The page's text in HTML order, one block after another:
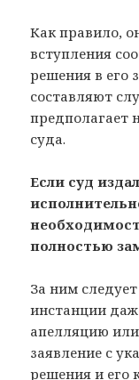
Как правило,
вступления
решения в его
составляют
предполагает
суда.
Если суд
полностью
За ним
инстанции
апелляцию
заявление с
решения и его